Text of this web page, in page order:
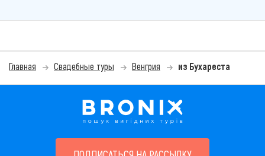
Главная Свадебные туры Венгрия из Бухареста